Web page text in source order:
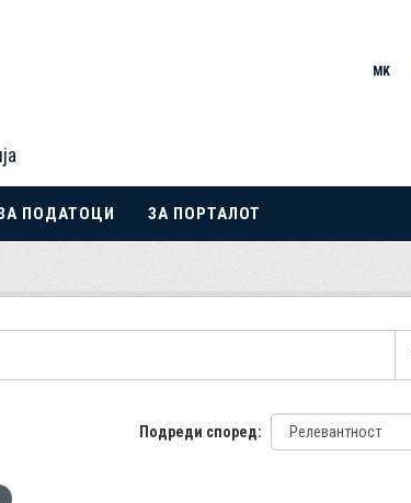
MK
ПОДАТОЦИ ЗА ПОРТАЛОТ
Подреди според